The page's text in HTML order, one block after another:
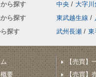
ら探す
中央 / 大字川
ら探す
東武越生線 /
探す
武州長瀬 / 東
要
【売買】
【売買】